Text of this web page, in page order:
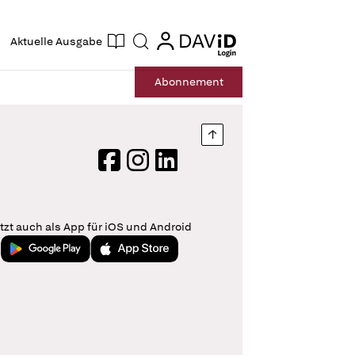
Aktuelle Ausgabe Suche login
login
Abonnement
Nach oben springen
FacebookInstagram
LinkedIn
auch als App für iOS und Android
Jetzt bei Google PlayLaden im App Store